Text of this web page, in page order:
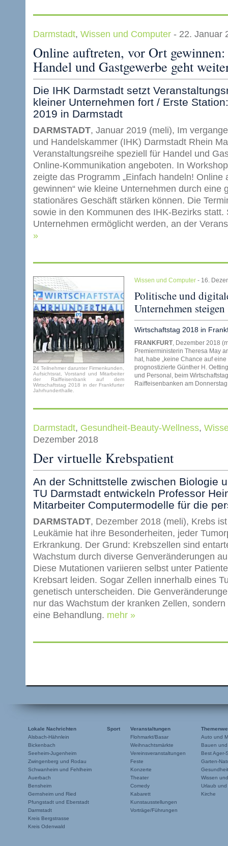
Darmstadt, Wissen und Computer - 22. Januar
Online auftreten, vor Ort
Handel und Gastgewerbe geht
Die IHK Darmstadt setzt
kleiner Unternehmen fort / Erste
2019 in Darmstadt
DARMSTADT, Januar 2019 (meli), Im
und Handelskammer (IHK) Darmstadt Rhein
Veranstaltungsreihe speziell für Handel und
Online-Kommunikation angeboten. In
zeigte das Programm „Einfach handeln! Online
gewinnen“ wie kleine Unternehmen durch eine
stationäres Geschäft stärken können. Die
sowie in den Kommunen des IHK-Bezirks
Unternehmen ermöglicht werden, an der
»
24 Teilnehmer darunter Firmenkunden,
Aufsichtsrat, Vorstand und Mitarbeiter
der Raiffeisenbank auf dem
Wirtschaftstag 2018 in der Frankfurter
Jahrhunderthalle.
Wissen und Computer - 16.
Politische und
Unternehmen steigen
Wirtschaftstag 2018 in
FRANKFURT, Dezember 2018
Premierministerin Theresa May
hat, habe „keine Chance auf
prognostizierte Günther H.
und Personal, beim
Raiffeisenbanken am
Darmstadt, Gesundheit-Beauty-Wellness,
Dezember 2018
Der virtuelle Krebspatient
An der Schnittstelle zwischen Biologie
TU Darmstadt entwickeln Professor
Mitarbeiter Computermodelle für die
DARMSTADT, Dezember 2018 (meli), Krebs
Leukämie hat ihre Besonderheiten, jeder
Erkrankung. Der Grund: Krebszellen sind
Wachstum durch diverse Genveränderungen
Diese Mutationen variieren selbst unter
Krebsart leiden. Sogar Zellen innerhalb eines
genetisch unterscheiden. Die
nur das Wachstum der kranken Zellen,
eine Behandlung. mehr »
Lokale Nachrichten
Alsbach-Hähnlein
Bickenbach
Seeheim-Jugenheim
Zwingenberg und Rodau
Schwanheim und Fehlheim
Auerbach
Bensheim
Gernsheim und Ried
Pfungstadt und Eberstadt
Darmstadt
Kreis Bergstrasse
Kreis Odenwald
Sport
Veranstaltungen
Flohmarkt/Basar
Weihnachtsmärkte
Vereinsveranstaltungen
Feste
Konzerte
Theater
Comedy
Kabarett
Kunstausstellungen
Vorträge/Führungen
Auto und
Bauen
Best Ager-
Garten-
Wissen
Urlaub und
Kirche